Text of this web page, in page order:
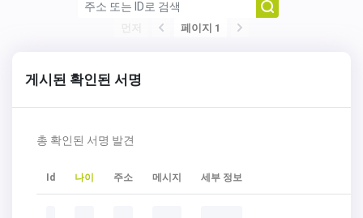
페이지 1
게시된 확인된 서명
총 확인된 서명 발견
Id 나이 주소 메시지 세부 정보